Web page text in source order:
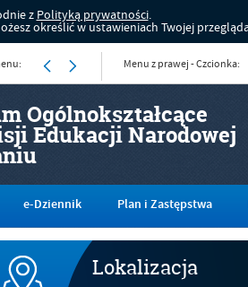
z Polityką prywatności.
określić w ustawieniach Twojej
Ogólnokształcące
Edukacji Narodowej
Menu z prawej - Czcionka:
e-Dziennik Plan i Zastępstwa
Lokalizacja